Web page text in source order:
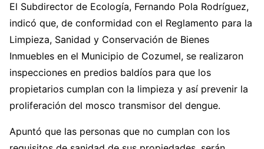
El Subdirector de Ecología, Fernando Pola Rodríguez,
indicó que, de conformidad con el Reglamento para la
Limpieza, Sanidad y Conservación de Bienes
Inmuebles en el Municipio de Cozumel, se realizaron
inspecciones en predios baldíos para que los
propietarios cumplan con la limpieza y así prevenir la
proliferación del mosco transmisor del dengue.
Apuntó que las personas que no cumplan con los